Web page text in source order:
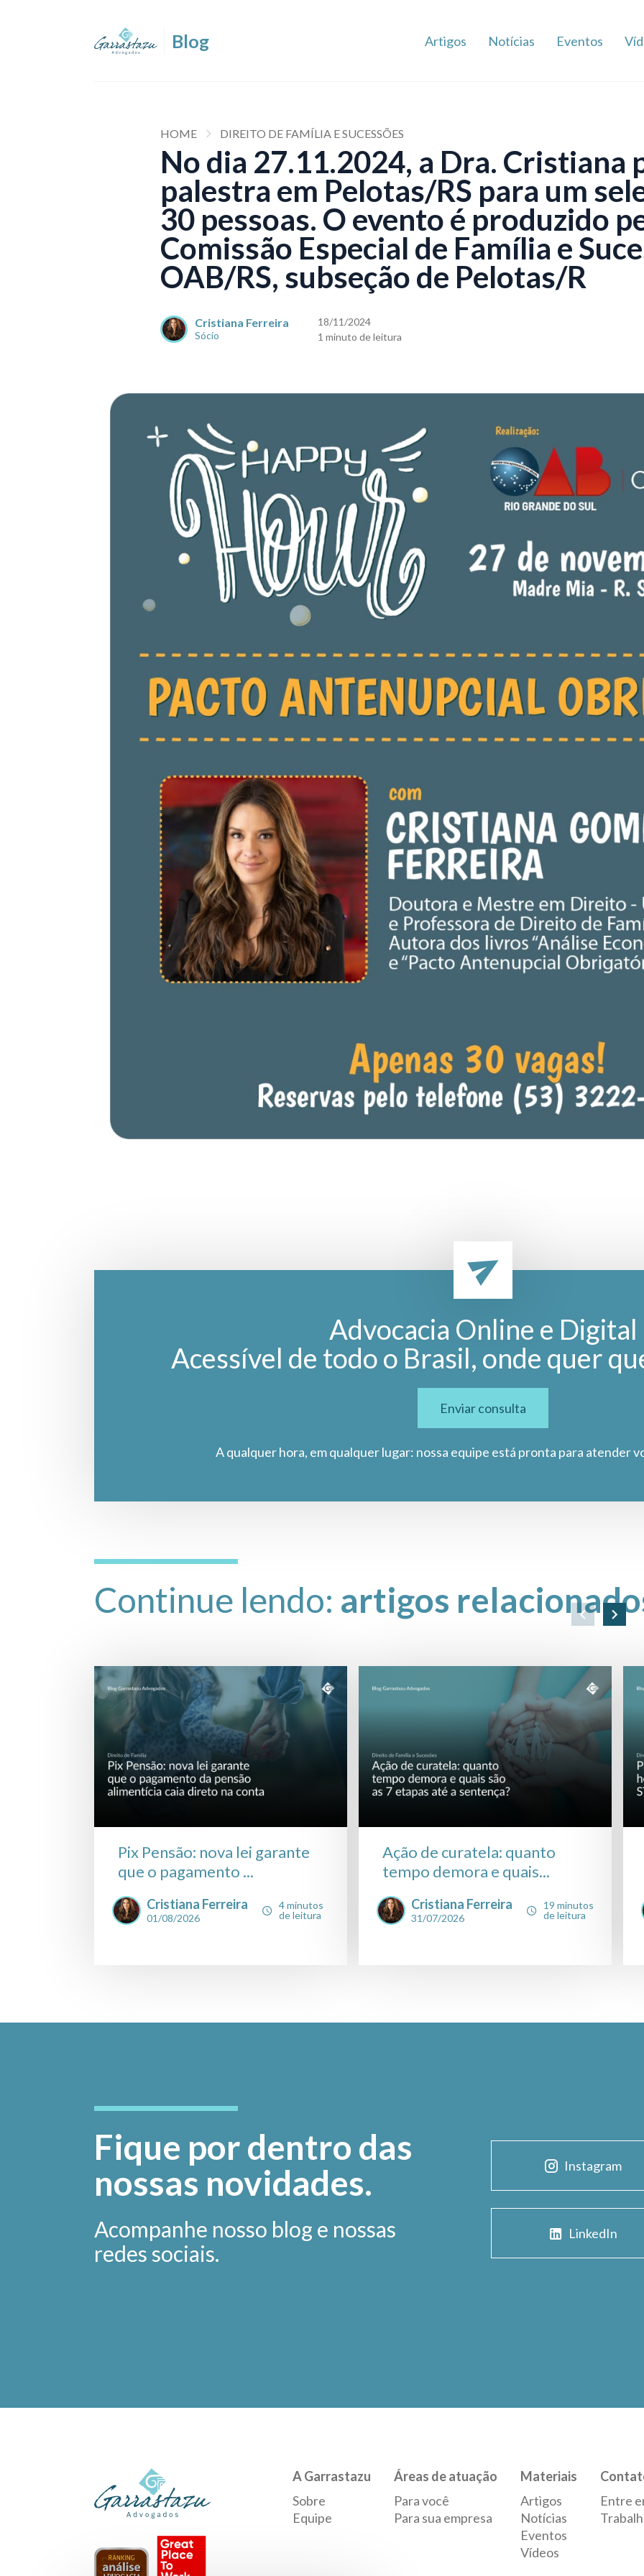
Artigos Notícias Eventos
HOME DIREITO DE FAMÍLIA E SUCESSÕES
No dia 27.11.2024, a Dra. Cristiana
palestra em Pelotas/RS para um
30 pessoas. O evento é produzido
Comissão Especial de Família e
OAB/RS, subseção de Pelotas/R
Cristiana Ferreira
Sócio
18/11/2024
1 minuto de leitura
Advocacia Online e Digital
Acessível de todo o Brasil, onde quer
Enviar consulta
A qualquer hora, em qualquer lugar: nossa equipe está pronta para atender
Continue lendo: artigos
Pix Pensão: nova lei garante
que o pagamento ...
Cristiana Ferreira
01/08/2026
4 minutos
de leitura
Ação de curatela: quanto
tempo demora e quais...
Cristiana Ferreira
31/07/2026
19 minutos
de leitura
Fique por dentro das
nossas novidades.
Acompanhe nosso blog e nossas
redes sociais.
Instagram
LinkedIn
A Garrastazu
Sobre
Equipe
Áreas de atuação
Para você
Para sua empresa
Materiais
Artigos
Notícias
Eventos
Vídeos
Entre